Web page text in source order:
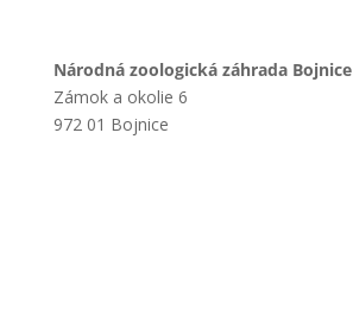
Národná zoologická záhrada Bojnice
Zámok a okolie 6
972 01 Bojnice